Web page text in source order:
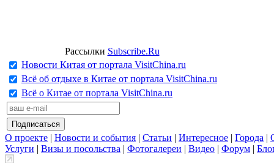
Рассылки Subscribe.Ru
Новости Китая от портала VisitChina.ru
Всё об отдыхе в Китае от портала VisitChina.ru
Всё о Китае от портала VisitChina.ru
О проекте | Новости и события | Статьи | Интересное | Города |
Услуги | Визы и посольства | Фотогалереи | Видео | Форум |